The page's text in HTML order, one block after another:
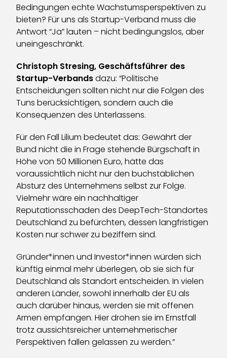
Bedingungen echte Wachstumsperspektiven zu
bieten? Für uns als Startup-Verband muss die
Antwort “Ja” lauten – nicht bedingungslos, aber
uneingeschränkt.
Christoph Stresing, Geschäftsführer des
Startup-Verbandsdazu: “Politische
Entscheidungen sollten nicht nur die Folgen des
Tuns berücksichtigen, sondern auch die
Konsequenzen des Unterlassens.
Für den Fall Lilium bedeutet das: Gewährt der
Bund nicht die in Frage stehende Bürgschaft in
Höhe von 50 Millionen Euro, hätte das
voraussichtlich nicht nur den buchstäblichen
Absturz des Unternehmens selbst zur Folge.
Vielmehr wäre ein nachhaltiger
Reputationsschaden des DeepTech-Standortes
Deutschland zu befürchten, dessen langfristigen
Kosten nur schwer zu beziffern sind.
Gründer*innen und Investor*innen würden sich
künftig einmal mehr überlegen, ob sie sich für
Deutschland als Standort entscheiden. In vielen
anderen Länder, sowohl innerhalb der EU als
auch darüber hinaus, werden sie mit offenen
Armen empfangen. Hier drohen sie im Ernstfall
trotz aussichtsreicher unternehmerischer
Perspektiven fallen gelassen zu werden.”